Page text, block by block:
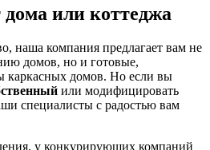
дома или коттеджа
наша компания предлагает вам не
домов, но и готовые,
каркасных домов. Но если вы
или модифицировать
специалисты с радостью вам
у конкурирующих компаний